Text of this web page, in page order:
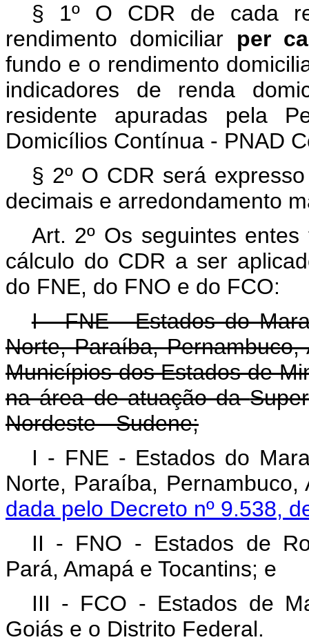
§ 1º O CDR de cada
rendimento domiciliar per
fundo e o rendimento
indicadores de renda
residente apuradas pela
Domicílios Contínua - PNAD
§ 2º O CDR será
decimais e arredondamento
Art. 2º Os seguintes
cálculo do CDR a ser
do FNE, do FNO e do FCO:
I - FNE - Estados do
Norte, Paraíba,
Municípios dos Estados de
na área de atuação da
Nordeste- Sudene;
I - FNE - Estados do
Norte, Paraíba,
dada pelo Decreto nº 9.538,
II - FNO - Estados de
Pará, Amapá e Tocantins; e
III - FCO - Estados de
Goiás e o Distrito Federal.